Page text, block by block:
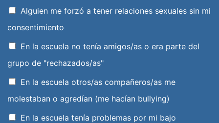
Alguien me forzó a tener relaciones sexuales sin mi
consentimiento
En la escuela no tenía amigos/as o era parte del
grupo de "rechazados/as"
En la escuela otros/as compañeros/as me
molestaban o agredían (me hacían bullying)
En la escuela tenía problemas por mi bajo